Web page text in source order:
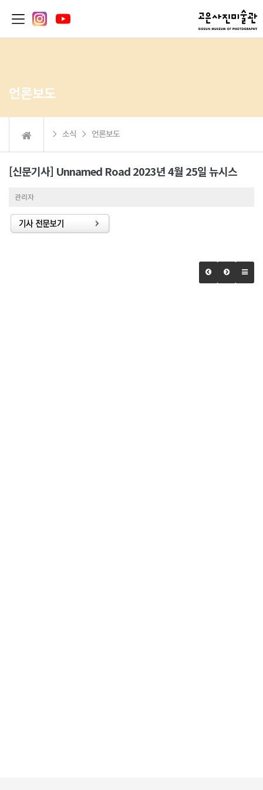
언론보도
 소식  언론보도
[신문기사] Unnamed Road 2023년 4월 25일 뉴시스
관리자